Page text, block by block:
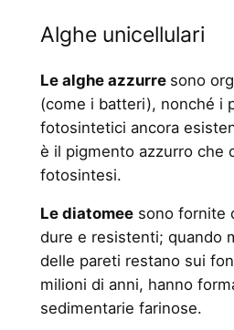
Alghe unicellulari
Le alghe azzurre sono
(come i batteri), nonché i
fotosintetici ancora
è il pigmento azzurro che
fotosintesi.
Le diatomeesono fornite
dure e resistenti; quando
delle pareti restano sui
milioni di anni, hanno
sedimentarie farinose.